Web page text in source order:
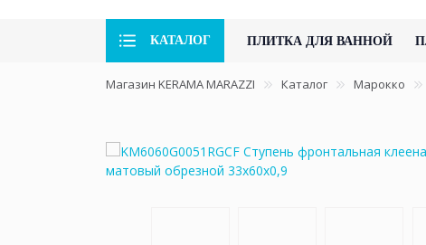
КАТАЛОГ ПЛИТКА ДЛЯ ВАННОЙ
Магазин KERAMA MARAZZI Каталог Марокко